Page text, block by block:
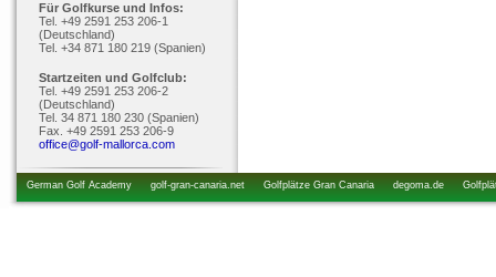
Für Golfkurse und Infos:
Tel. +49 2591 253 206-1
(Deutschland)
Tel. +34 871 180 219 (Spanien)
Startzeiten und Golfclub:
Tel. +49 2591 253 206-2
(Deutschland)
Tel. 34 871 180 230 (Spanien)
Fax. +49 2591 253 206-9
office@golf-mallorca.com
German Golf Academy golf-gran-canaria.net Golfplätze Gran Canaria degoma.de
startzeiten.de golfkurs-urlaub.de